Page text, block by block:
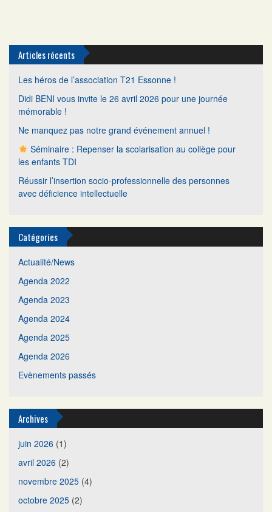
Articles récents
Les héros de l’association T21 Essonne !
Didi BENI vous invite le 26 avril 2026 pour une journée
mémorable !
Ne manquez pas notre grand événement annuel !
Séminaire : Repenser la scolarisation au collège pour
les enfants TDI
Réussir l’insertion socio-professionnelle des personnes
avec déficience intellectuelle
Catégories
Actualité/News
Agenda 2022
Agenda 2023
Agenda 2024
Agenda 2025
Agenda 2026
Evènements passés
Archives
juin 2026 (1)
avril 2026 (2)
novembre 2025 (4)
octobre 2025 (2)